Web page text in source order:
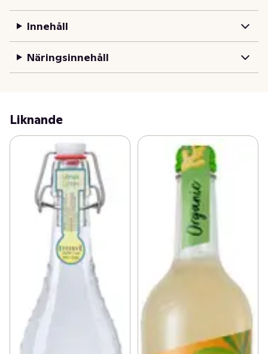
Innehåll
Näringsinnehåll
Liknande